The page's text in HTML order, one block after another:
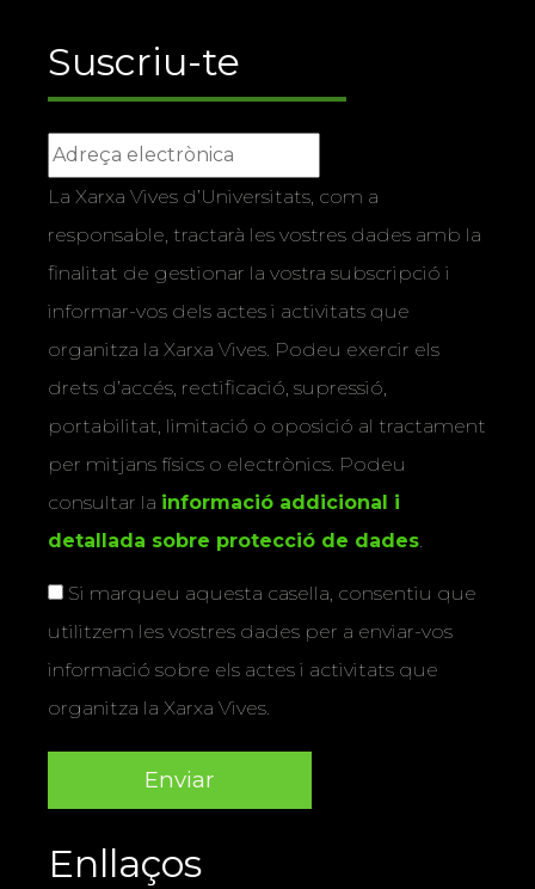
Suscriu-te
La Xarxa Vives d’Universitats, com a
responsable, tractarà les vostres dades amb la
finalitat de gestionar la vostra subscripció i
informar-vos dels actes i activitats que
organitza la Xarxa Vives. Podeu exercir els
drets d’accés, rectificació, supressió,
portabilitat, limitació o oposició al tractament
per mitjans físics o electrònics. Podeu
consultar la informació addicional i
detallada sobre protecció de dades.
Si marqueu aquesta casella, consentiu que
utilitzem les vostres dades per a enviar-vos
informació sobre els actes i activitats que
organitza la Xarxa Vives.
Enllaços